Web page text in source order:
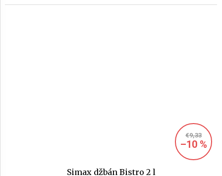
€9,33
–10 %
Simax džbán Bistro 2 l